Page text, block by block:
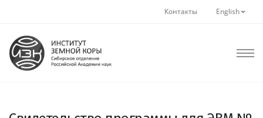
Контакты English